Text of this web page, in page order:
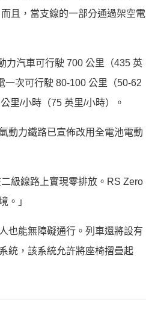
且，當支線的一部分通過架空電
力汽車可行駛 700 公里（435 英
一次可行駛 80-100 公里（50-62
里/小時（75 英里/小時）。
動力鐵路已宣佈改用全電池電動
級線路上實現零排放。RS Zero
。」
也能無障礙通行。列車還將設有
統，該系統允許將座椅摺疊起